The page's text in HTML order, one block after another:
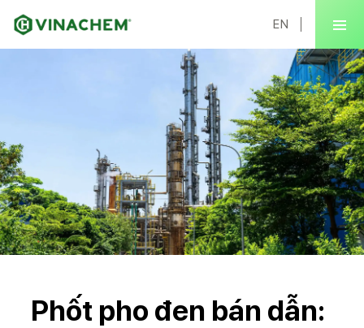
EN
Phốt pho đen bán dẫn: